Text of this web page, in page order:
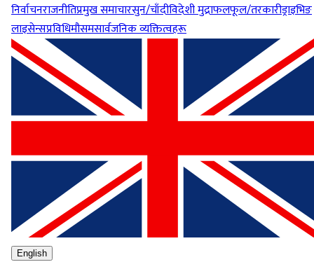
निर्वाचनराजनीतिप्रमुख समाचारसुन/चाँदीविदेशी मुद्राफलफूल/तरकारीड्राइभिङ
लाइसेन्सप्रविधिमौसमसार्वजनिक व्यक्तित्वहरू
English